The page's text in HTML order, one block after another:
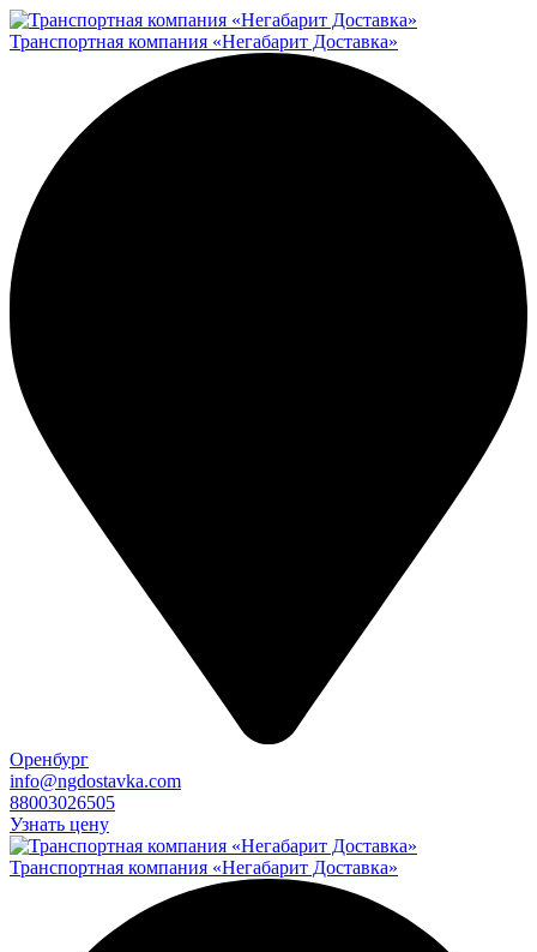
Транспортная компания «Негабарит Доставка»
Оренбург
info@ngdostavka.com
88003026505
Узнать цену
Транспортная компания «Негабарит Доставка»